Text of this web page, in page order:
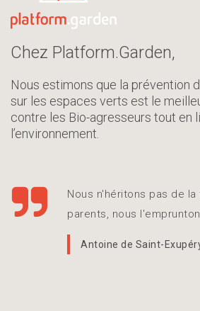
Chez Platform.Garden,
Nous estimons que la prévention
sur les espaces verts est le
contre les Bio-agresseurs tout en
l’environnement.
Nous n'héritons pas de
parents, nous
Antoine de Saint-